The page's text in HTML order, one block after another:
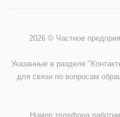
2026 © Частное
Указанные в разделе
для связи по вопросам
Номер телефона